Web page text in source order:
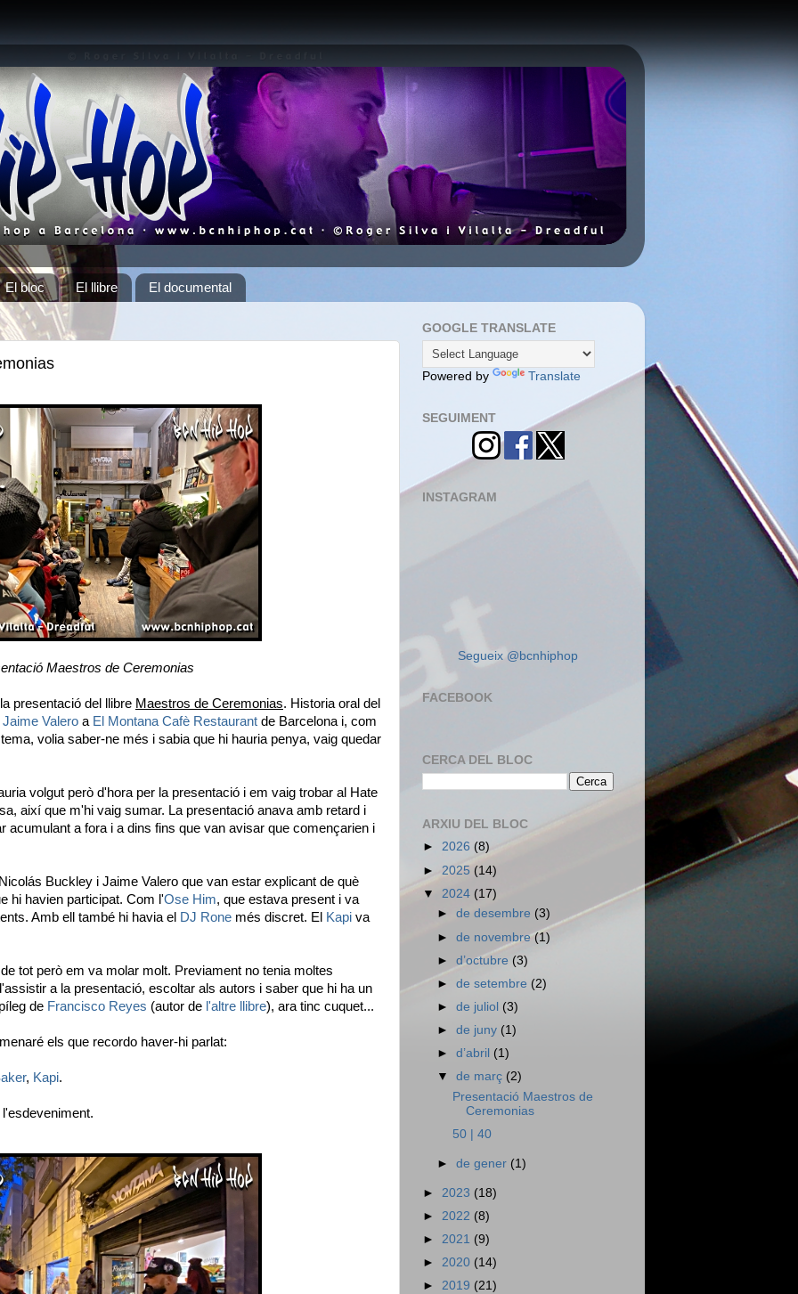
El bloc El llibre El documental
Maestros de Ceremonias
presentació del llibre Maestros de Ceremonias. Historia oral del
Jaime Valero a El Montana Cafè Restaurant de Barcelona i, com
volia saber-ne més i sabia que hi hauria penya, vaig quedar
volgut però d'hora per la presentació i em vaig trobar al Hate
així que m'hi vaig sumar. La presentació anava amb retard i
acumulant a fora i a dins fins que van avisar que començarien i
Buckley i Jaime Valero que van estar explicant de què
hi havien participat. Com l'Ose Him, que estava present i va
Amb ell també hi havia el DJ Rone més discret. El Kapi va
tot però em va molar molt. Previament no tenia moltes
a la presentació, escoltar als autors i saber que hi ha un
de Francisco Reyes (autor de l'altre llibre), ara tinc cuquet...
els que recordo haver-hi parlat:
, Kapi.
GOOGLE TRANSLATE
Powered by Translate
SEGUIMENT
INSTAGRAM
Segueix @bcnhiphop
FACEBOOK
CERCA DEL BLOC
ARXIU DEL BLOC
► 2026 (8)
► 2025 (14)
▼ 2024 (17)
►de desembre (3)
►de novembre(1)
►d’octubre (3)
►de setembre (2)
►de juliol (3)
►de juny (1)
►d’abril (1)
▼de març (2)
Presentació Maestros de
Ceremonias
50 | 40
►de gener (1)
► 2023 (18)
► 2022 (8)
► 2021 (9)
► 2020 (14)
► 2019 (21)